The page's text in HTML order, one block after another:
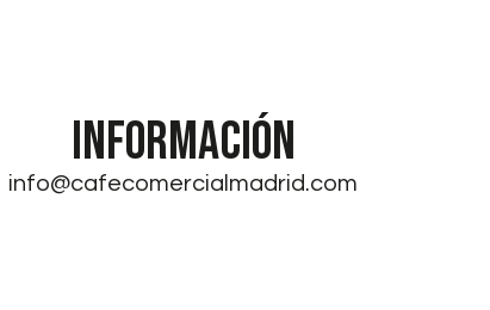
INFORMACIÓN
info@cafecomercialmadrid.com